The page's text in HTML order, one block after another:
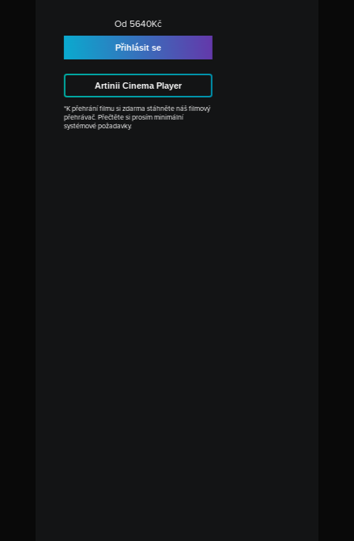
Od 5640Kč
Přihlásit se
Artinii Cinema Player
*K přehrání filmu si zdarma stáhněte náš filmový
přehrávač. Přečtěte si prosím minimální
systémové požadavky.